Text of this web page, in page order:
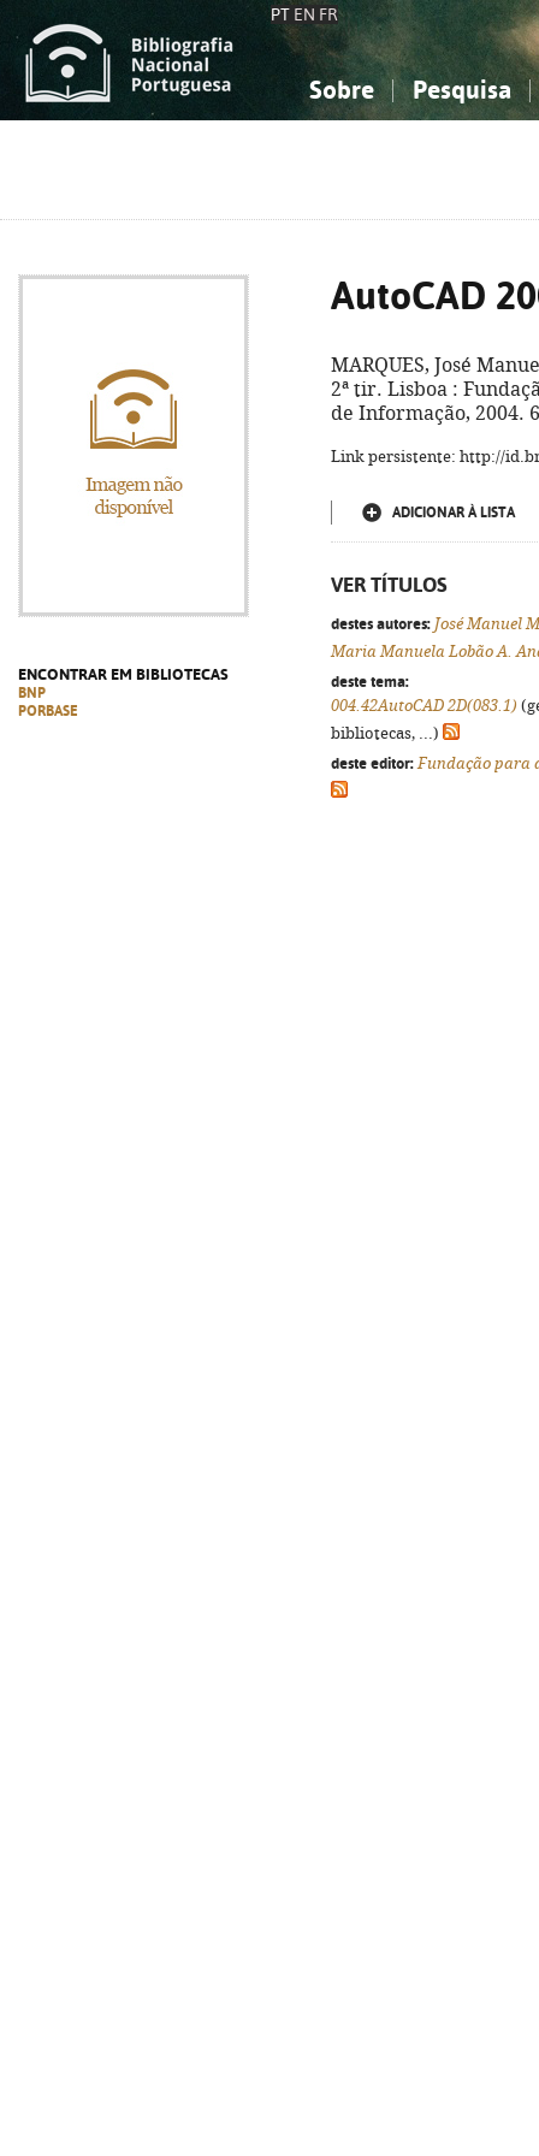
PT EN FR
Sobre Pesquisa
ENCONTRAR EM BIBLIOTECAS
BNP
PORBASE
AutoCAD
MARQUES, José
2ª tir. Lisboa :
de Informação, 2004.
Link persistente: http://
ADICIONAR À LISTA
VER TÍTULOS
destes autores: José Manuel
Maria Manuela Lobão A.
deste tema:
004.42AutoCAD 2D(083.1)
bibliotecas, ...)
deste editor: Fundação para